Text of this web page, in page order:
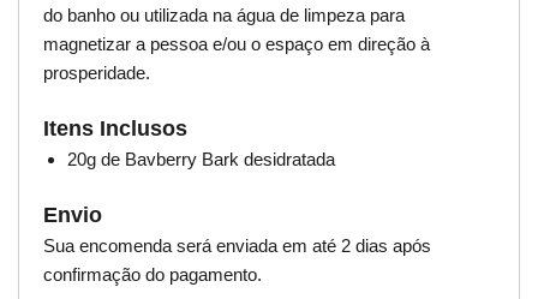
do banho ou utilizada na água de limpeza para
magnetizar a pessoa e/ou o espaço em direção à
prosperidade.
Itens Inclusos
20g de Bavberry Bark desidratada
Envio
Sua encomenda será enviada em até 2 dias após
confirmação do pagamento.